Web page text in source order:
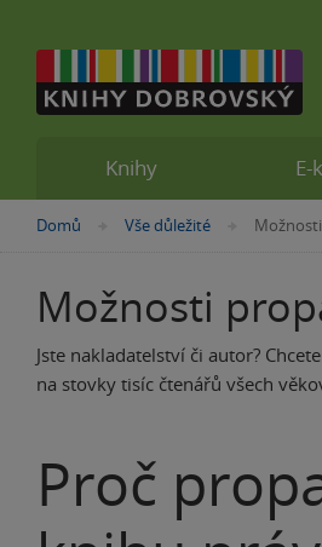
Nacházíte
Domů »
Vše důležité »
Možnosti
Možnosti
Jste nakladatelství či autor?
na stovky tisíc čtenářů všech
Proč
Knihy E-